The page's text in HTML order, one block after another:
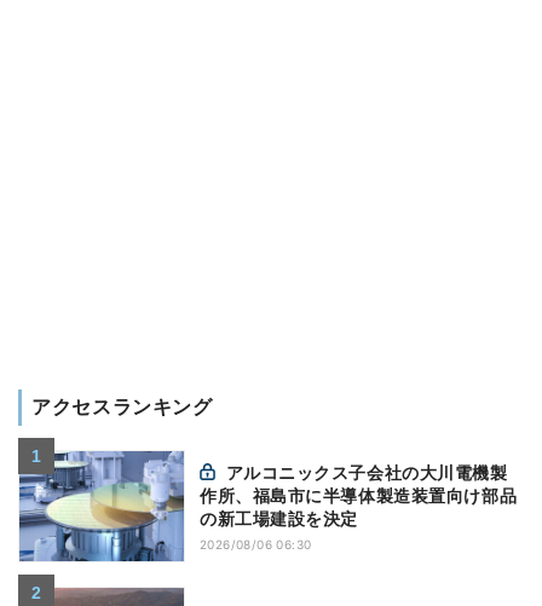
アクセスランキング
作所、福島市に半導体製造装置向け部品
の新工場建設を決定
2026/08/06 06:30